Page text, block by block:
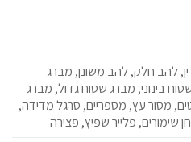
להב חלק, להב משונן, מברג
בינוני, מברג שטוח גדול, מברג
מסור עץ, מספריים, סרגל מדידה,
שימורים, פלייר שפיץ, פצירה